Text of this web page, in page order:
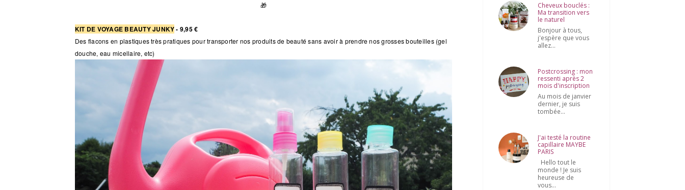
🎁
KIT DE VOYAGE BEAUTY JUNKY- 9,95 €
Des flacons en plastiques très pratiques pour transporter nos produits de beauté sans avoir à prendre nos grosses bouteilles (gel
douche, eau micellaire, etc)
Cheveux bouclés :
Ma transition vers
le naturel
Bonjour à tous,
j'espère que vous
allez...
Postcrossing : mon
ressenti après 2
mois d'inscription
Au mois de janvier
dernier, je suis
tombée...
J'ai testé la routine
capillaire MAYBE
PARIS
Hello tout le
monde ! Je suis
heureuse de
vous...